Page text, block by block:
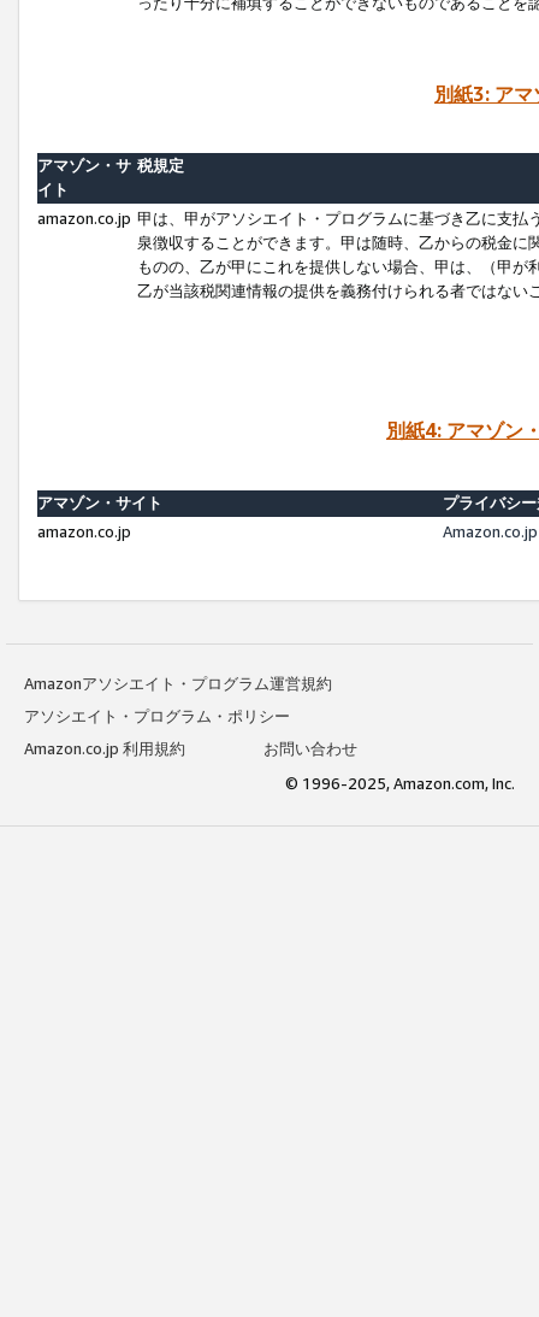
別紙3: ア
アマゾン・サ
イト
税規定
amazon.co.jp 甲は、甲がアソシエイト・プログラムに基づき乙に支
泉徴収することができます。甲は随時、乙からの税金
ものの、乙が甲にこれを提供しない場合、甲は、（甲
乙が当該税関連情報の提供を義務付けられる者ではな
別紙4: アマゾン
アマゾン・サイト
プライバシ
amazon.co.jp
Amazonアソシエイト・プログラム運営規約
アソシエイト・プログラム・ポリシー
Amazon.co.jp 利用規約
お問い合わせ
© 1996-2025, Amazon.com, Inc.